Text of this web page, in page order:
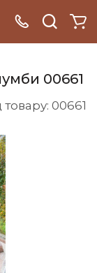
00661
товару: 00661